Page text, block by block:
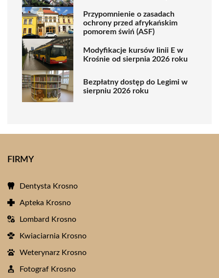
Przypomnienie o zasadach
ochrony przed afrykańskim
pomorem świń (ASF)
Modyfikacje kursów linii E w
Krośnie od sierpnia 2026 roku
Bezpłatny dostęp do Legimi w
sierpniu 2026 roku
FIRMY
Dentysta Krosno
Apteka Krosno
Lombard Krosno
Kwiaciarnia Krosno
Weterynarz Krosno
Fotograf Krosno